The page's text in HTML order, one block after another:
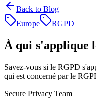
Back to Blog
Europe
RGPD
À qui s'applique
Savez-vous si le RGPD
qui est concerné par le
Secure Privacy Team